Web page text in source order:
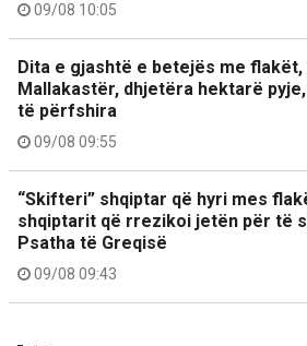
09/08 10:05
Dita e gjashtë e betejës me
Mallakastër, dhjetëra hektarë
të përfshira
09/08 09:55
“Skifteri” shqiptar që hyri mes
shqiptarit që rrezikoi jetën për të
Psatha të Greqisë
09/08 09:43